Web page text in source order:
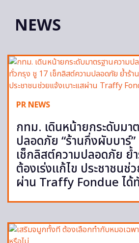
NEWS
PR NEWS
กทม. เดินหน้ายกระดับมา
ปลอดภัย “ร้านกึ่งผับบาร์
เช็กลิสต์ความปลอดภัย ย้
ต้องเร่งแก้ไข ประชาชนช่
ผ่าน Traffy Fondue ได้